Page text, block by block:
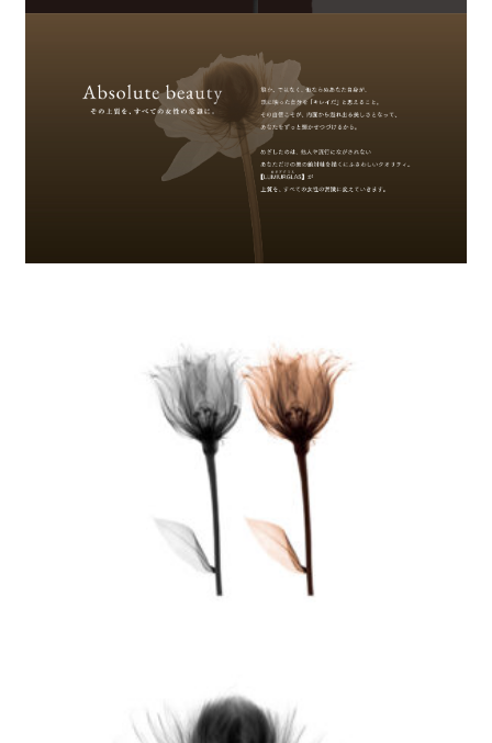
Person Branding
「JMC」コーポレートブランディング
Corporate Branding
「事業再生rebranding事業」政策デザイン
提言POLICY PROPOSAL
「さあ、いい方の未来へ」プロジェクト
「CHORUS」新会社立ち上げブランディング
刑務官募集広報
「SHIKI（式）」海外ブランディング
株式会社ピカコーポレーション
「雨庵 金沢」ホテル開発ブランディング
「Skill-less Liner」開発ブランディング
株式会社カティグレイス